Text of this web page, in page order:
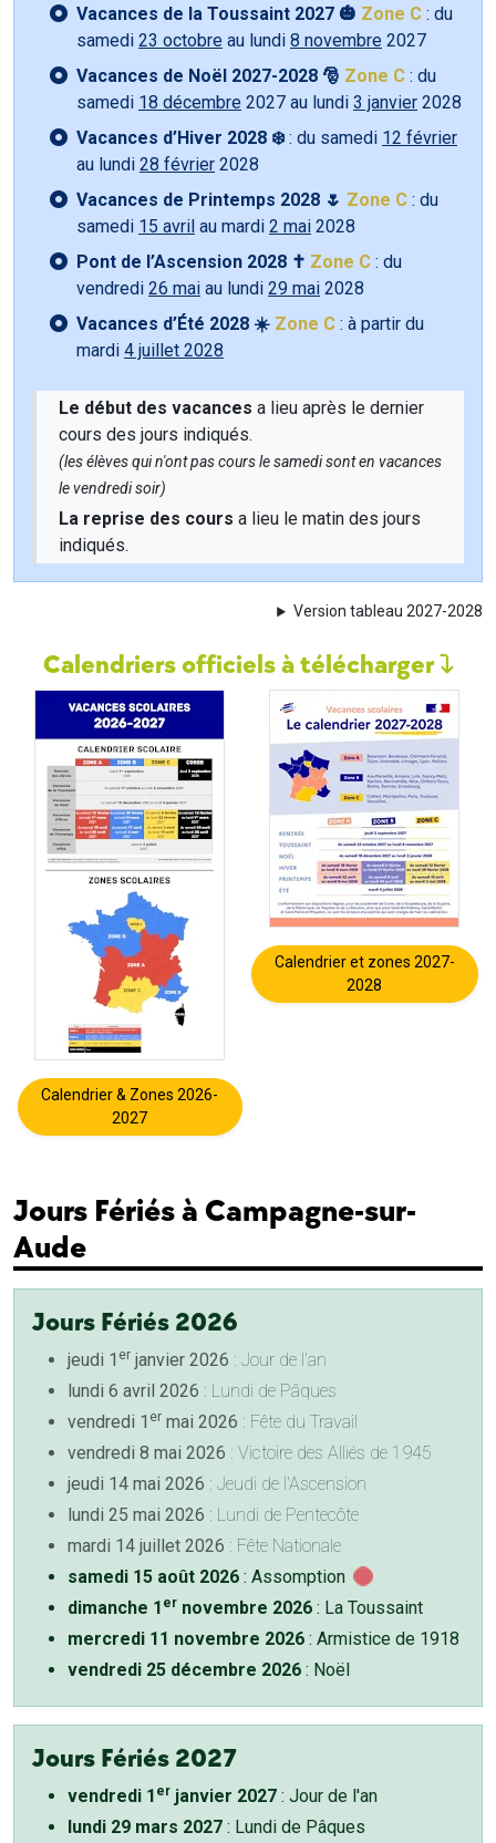
Vacances de la Toussaint 2027 🎃 Zone C : du
samedi 23 octobre au lundi 8 novembre 2027
Vacances de Noël 2027-2028 🎅 Zone C : du
samedi 18 décembre 2027 au lundi 3 janvier 2028
Vacances d’Hiver 2028 ❄️: du samedi 12 février
au lundi 28 février 2028
Vacances de Printemps 2028 🌷 Zone C : du
samedi 15 avril au mardi 2 mai 2028
Pont de l’Ascension 2028 ✝️ Zone C : du
vendredi 26 mai au lundi 29 mai 2028
Vacances d’Été 2028 ☀️ Zone C : à partir du
mardi 4 juillet 2028
Le début des vacances a lieu après le dernier
cours des jours indiqués.
(les élèves qui n'ont pas cours le samedi sont en vacances
le vendredi soir)
La reprise des cours a lieu le matin des jours
indiqués.
Version tableau 2027-2028
Calendriers officiels à télécharger
Calendrier & Zones 2026-
2027
Calendrier et zones 2027-
2028
Jours Fériés à Campagne-sur-
Aude
Jours Fériés 2026
jeudi 1 er janvier 2026 : Jour de l'an
lundi 6 avril 2026 : Lundi de Pâques
vendredi 1 er mai 2026 : Fête du Travail
vendredi 8 mai 2026 : Victoire des Alliés de 1945
jeudi 14 mai 2026 : Jeudi de l'Ascension
lundi 25 mai 2026 : Lundi de Pentecôte
mardi 14 juillet 2026 : Fête Nationale
samedi 15 août 2026 : Assomption
dimanche 1 er novembre 2026 : La Toussaint
mercredi 11 novembre 2026 : Armistice de 1918
vendredi 25 décembre 2026 : Noël
Jours Fériés 2027
vendredi 1 er janvier 2027 : Jour de l'an
lundi 29 mars 2027 : Lundi de Pâques